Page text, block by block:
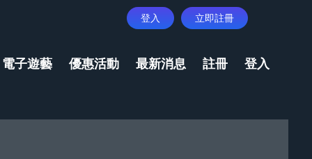
登入 立即註冊
電子遊藝 優惠活動 最新消息 註冊 登入